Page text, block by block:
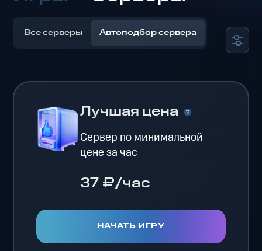
Все серверы Автоподбор сервера
Лучшая цена
Сервер по минимальной
цене за час
37 ₽/час
НАЧАТЬ ИГРУ